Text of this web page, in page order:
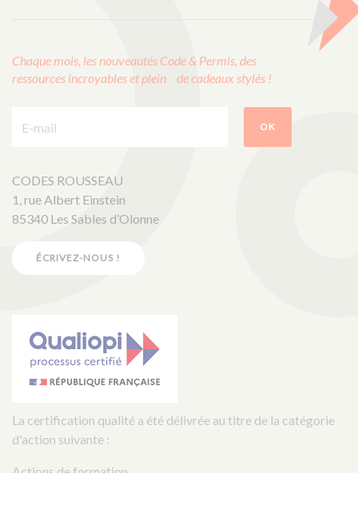
Chaque mois, les nouveautés Code & Permis, des
ressources incroyables et plein de cadeaux stylés !
OK
CODES ROUSSEAU
1, rue Albert Einstein
85340 Les Sables d’Olonne
ÉCRIVEZ-NOUS !
La certification qualité a été délivrée au titre de la catégorie
d'action suivante :
Actions de formation